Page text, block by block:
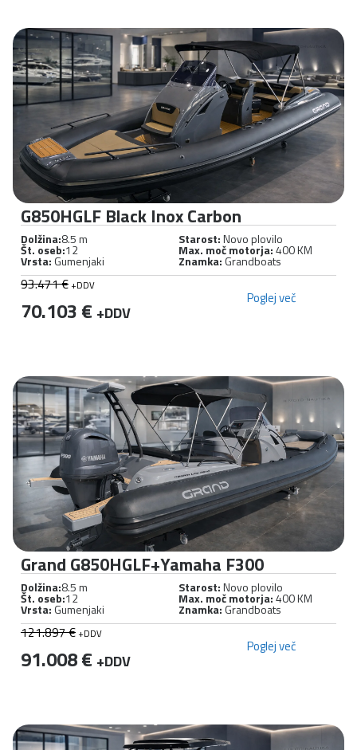
G850HGLF Black Inox Carbon
Dolžina:8.5 m Starost:Novo plovilo
Št. oseb:12 Max. moč motorja:400 KM
Vrsta: Gumenjaki Znamka:Grandboats
93.471 € +DDV
70.103 € +DDV
Poglej več
Grand G850HGLF+Yamaha F300
Dolžina:8.5 m Starost:Novo plovilo
Št. oseb:12 Max. moč motorja:400 KM
Vrsta: Gumenjaki Znamka:Grandboats
121.897 € +DDV
91.008 € +DDV
Poglej več